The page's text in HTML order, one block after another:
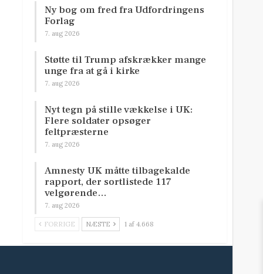
Ny bog om fred fra Udfordringens
Forlag
7. aug 2026
Støtte til Trump afskrækker mange
unge fra at gå i kirke
7. aug 2026
Nyt tegn på stille vækkelse i UK:
Flere soldater opsøger
feltpræsterne
7. aug 2026
Amnesty UK måtte tilbagekalde
rapport, der sortlistede 117
velgørende…
7. aug 2026
FORRIGE NÆSTE 1 af 4.668